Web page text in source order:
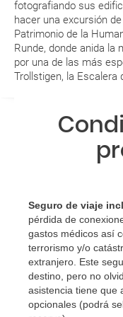
fotografiando sus
hacer una excursión
Patrimonio de la
Runde, donde anida la
por una de las más
Trollstigen, la Escalera
MODIFICACIÓN ó
modificar una
generar una
¿Qué caducidad
¿Con cuánta
paquete
Al realizar la
quedado de
sabré si se
¿Cómo sé si hay
Seguro de viaje
pérdida de
gastos médicos así
terrorismo y/o
extranjero. Este
destino, pero no
asistencia tiene que
opcionales (podrá